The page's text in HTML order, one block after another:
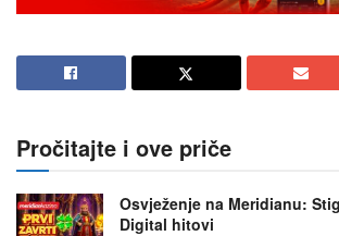
Pročitajte i ove priče
Osvježenje na Meridianu:
Digital hitovi